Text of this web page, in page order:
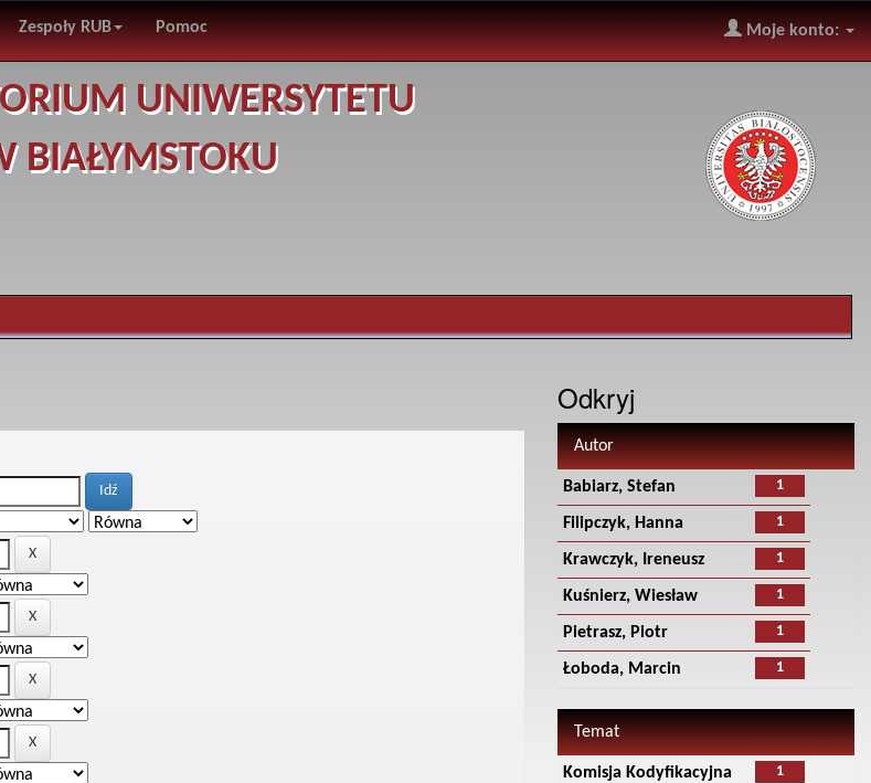
Zespoły RUB Pomoc Moje konto:
UNIWERSYTETU
BIAŁYMSTOKU
Odkryj
Autor
1
Babiarz, Stefan
1
Filipczyk, Hanna
1
Krawczyk, Ireneusz
1
Kuśnierz, Wiesław
1
Pietrasz, Piotr
1
Łoboda, Marcin
Temat
1
Komisja Kodyfikacyjna